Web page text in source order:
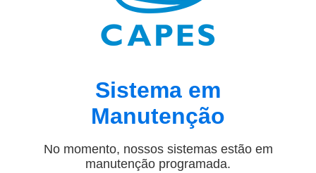
Sistema em
Manutenção
No momento, nossos sistemas estão em
manutenção programada.